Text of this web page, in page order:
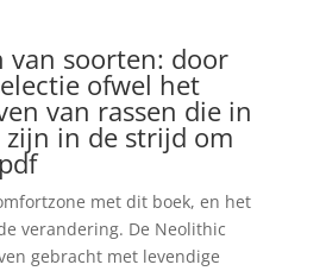
van soorten: door
ofwel het
van rassen die in
in de strijd om
met dit boek, en het
verandering. De Neolithic
gebracht met levendige